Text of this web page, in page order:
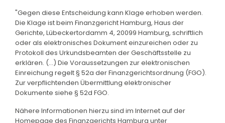
"Gegen diese Entscheidung kann Klage erhoben werden.
Die Klage ist beim Finanzgericht Hamburg, Haus der
Gerichte, Lübeckertordamm 4, 20099 Hamburg, schriftlich
oder als elektronisches Dokument einzureichen oder zu
Protokoll des Urkundsbeamten der Geschäftsstelle zu
erklären. (...) Die Voraussetzungen zur elektronischen
Einreichung regelt § 52a der Finanzgerichtsordnung (FGO).
Zur verpflichtenden Übermittlung elektronischer
Dokumente siehe § 52d FGO.
Nähere Informationen hierzu sind im Internet auf der
Homepage des Finanzgerichts Hamburg unter